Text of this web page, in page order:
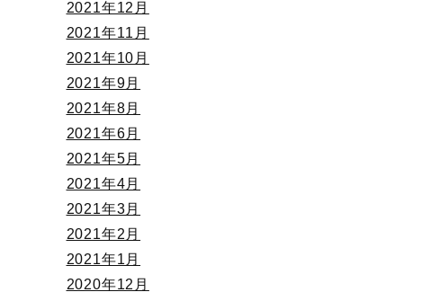
2021年12月
2021年11月
2021年10月
2021年9月
2021年8月
2021年6月
2021年5月
2021年4月
2021年3月
2021年2月
2021年1月
2020年12月